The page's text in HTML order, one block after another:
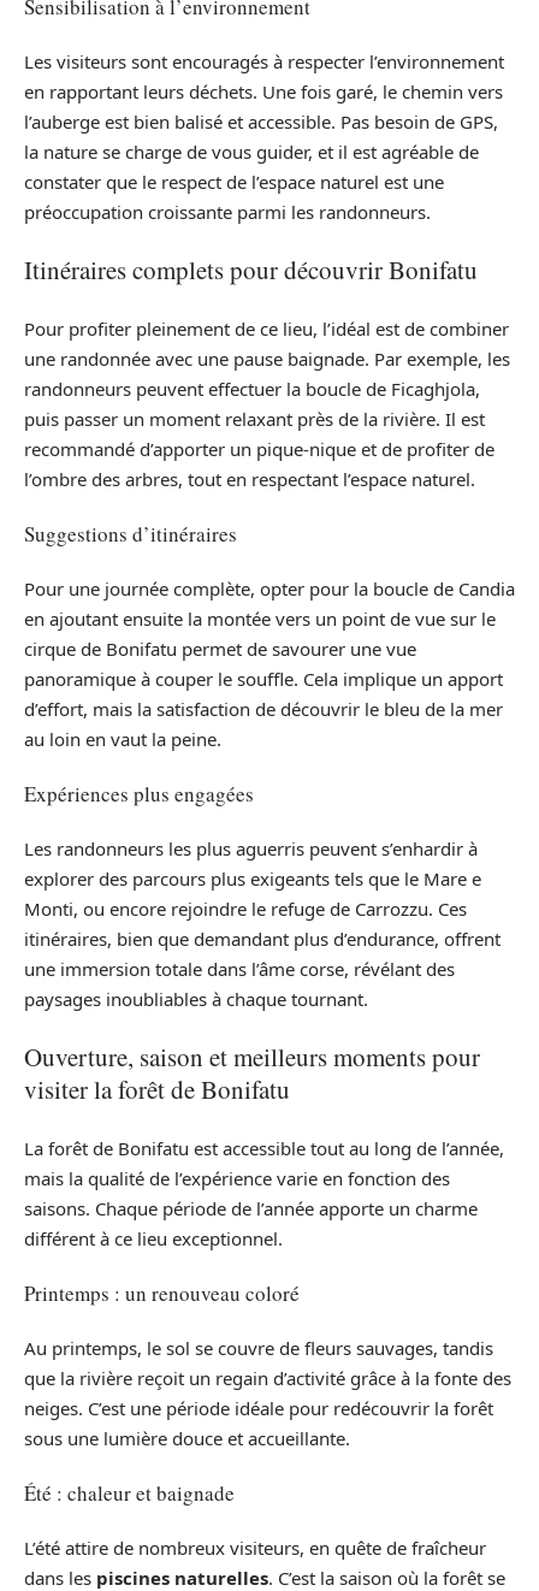
Sensibilisation à l’environnement
Les visiteurs sont encouragés à respecter l’environnement
en rapportant leurs déchets. Une fois garé, le chemin vers
l’auberge est bien balisé et accessible. Pas besoin de GPS,
la nature se charge de vous guider, et il est agréable de
constater que le respect de l’espace naturel est une
préoccupation croissante parmi les randonneurs.
Itinéraires complets pour découvrir Bonifatu
Pour profiter pleinement de ce lieu, l’idéal est de combiner
une randonnée avec une pause baignade. Par exemple, les
randonneurs peuvent effectuer la boucle de Ficaghjola,
puis passer un moment relaxant près de la rivière. Il est
recommandé d’apporter un pique-nique et de profiter de
l’ombre des arbres, tout en respectant l’espace naturel.
Suggestions d’itinéraires
Pour une journée complète, opter pour la boucle de Candia
en ajoutant ensuite la montée vers un point de vue sur le
cirque de Bonifatu permet de savourer une vue
panoramique à couper le souffle. Cela implique un apport
d’effort, mais la satisfaction de découvrir le bleu de la mer
au loin en vaut la peine.
Expériences plus engagées
Les randonneurs les plus aguerris peuvent s’enhardir à
explorer des parcours plus exigeants tels que le Mare e
Monti, ou encore rejoindre le refuge de Carrozzu. Ces
itinéraires, bien que demandant plus d’endurance, offrent
une immersion totale dans l’âme corse, révélant des
paysages inoubliables à chaque tournant.
Ouverture, saison et meilleurs moments pour
visiter la forêt de Bonifatu
La forêt de Bonifatu est accessible tout au long de l’année,
mais la qualité de l’expérience varie en fonction des
saisons. Chaque période de l’année apporte un charme
différent à ce lieu exceptionnel.
Printemps : un renouveau coloré
Au printemps, le sol se couvre de fleurs sauvages, tandis
que la rivière reçoit un regain d’activité grâce à la fonte des
neiges. C’est une période idéale pour redécouvrir la forêt
sous une lumière douce et accueillante.
Été : chaleur et baignade
L’été attire de nombreux visiteurs, en quête de fraîcheur
dans les piscines naturelles. C’est la saison où la forêt se